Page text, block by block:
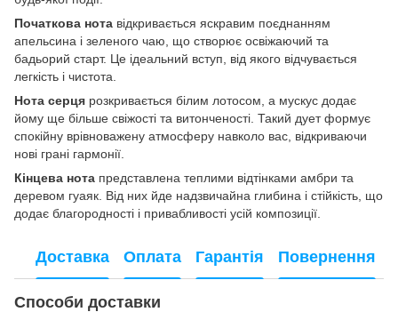
Початкова нота відкривається яскравим поєднанням
апельсина і зеленого чаю, що створює освіжаючий та
бадьорий старт. Це ідеальний вступ, від якого відчувається
легкість і чистота.
Нота серця розкривається білим лотосом, а мускус додає
йому ще більше свіжості та витонченості. Такий дует формує
спокійну врівноважену атмосферу навколо вас, відкриваючи
нові грані гармонії.
Кінцева нота представлена теплими відтінками амбри та
деревом гуаяк. Від них йде надзвичайна глибина і стійкість, що
додає благородності і привабливості усій композиції.
Доставка Оплата Гарантія Повернення
Способи доставки